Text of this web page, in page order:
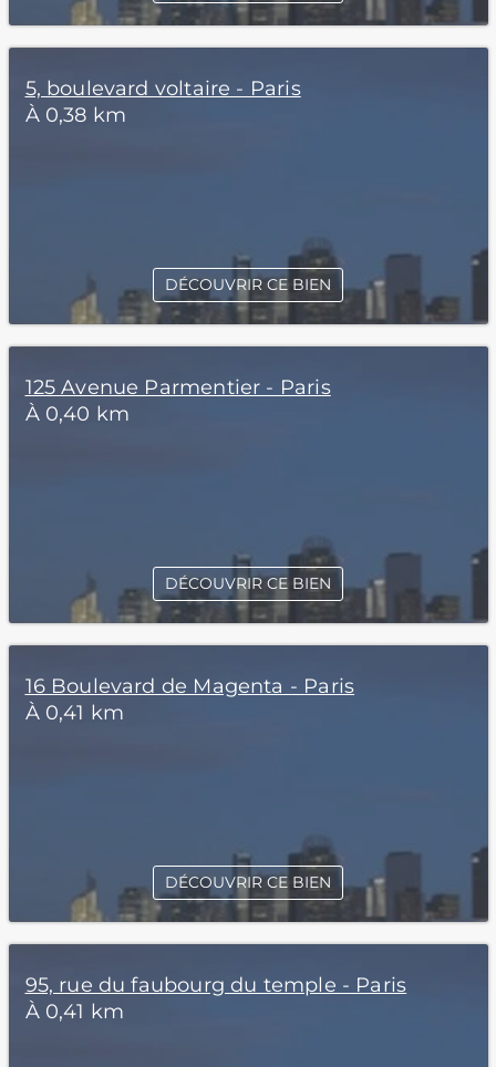
5, boulevard voltaire - Paris
À 0,38 km
DÉCOUVRIR CE BIEN
125 Avenue Parmentier - Paris
À 0,40 km
DÉCOUVRIR CE BIEN
16 Boulevard de Magenta - Paris
À 0,41 km
DÉCOUVRIR CE BIEN
95, rue du faubourg du temple - Paris
À 0,41 km